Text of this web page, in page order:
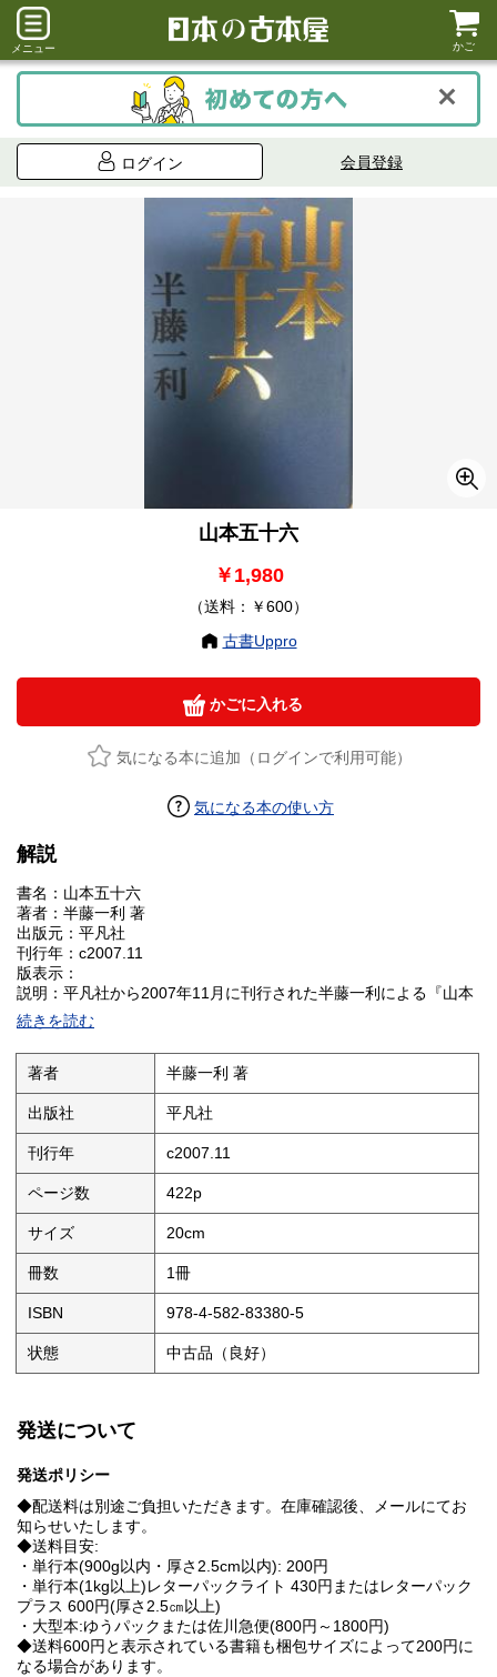
メニュー かご
ログイン 会員登録
山本五十六
￥1,980
（送料：￥600）
古書Uppro
かごに入れる
気になる本に追加（ログインで利用可能）
気になる本の使い方
解説
書名：山本五十六
著者：半藤一利 著
出版元：平凡社
刊行年：c2007.11
版表示：
説明：平凡社から2007年11月に刊行された半藤一利による『山本
五十六』は、日本海軍の指導者として知られる山本五十六の生涯
や人物像に迫る伝記です。著者の視点によって、軍人としての活
動だけでなく、時代背景や彼の考え方も丁寧に描かれているよう
です。戦前から太平洋戦争期にかけての歴史に関心がある方にと
って、山本五十六という人物をより深く理解したい際の一助とな
るかもしれません。文章は比較的読みやすく、専門的すぎない点
も特徴といえそうです。
状態：
続きを読む
著者 半藤一利 著
出版社 平凡社
刊行年 c2007.11
ページ数 422p
サイズ 20cm
冊数 1冊
ISBN 978-4-582-83380-5
状態 中古品（良好）
発送について
発送ポリシー
◆配送料は別途ご負担いただきます。在庫確認後、メールにてお
知らせいたします。
◆送料目安:
・単行本(900g以内・厚さ2.5cm以内): 200円
・単行本(1kg以上)レターパックライト 430円またはレターパック
プラス 600円(厚さ2.5㎝以上)
・大型本:ゆうパックまたは佐川急便(800円～1800円)
◆送料600円と表示されている書籍も梱包サイズによって200円に
なる場合があります。